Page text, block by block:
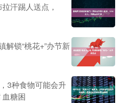
汗踢人送点，
解锁“桃花+”办节新
3种食物可能会升
糖困